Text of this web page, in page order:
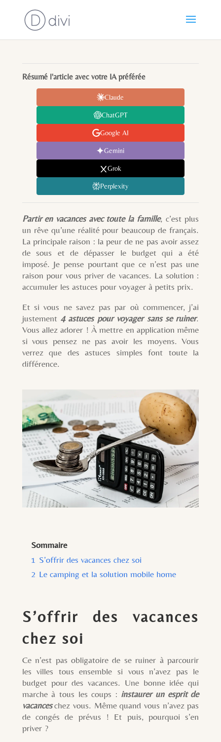
Résumé l'article avec votre IA préférée
Claude
ChatGPT
Google AI
Gemini
Grok
Perplexity
Partir en vacances avec toute la famille, c’est plus
un rêve qu’une réalité pour beaucoup de français.
La principale raison : la peur de ne pas avoir assez
de sous et de dépasser le budget qui a été
imposé. Je pense pourtant que ce n’est pas une
raison pour vous priver de vacances. La solution :
accumuler les astuces pour voyager à petits prix.
Et si vous ne savez pas par où commencer, j’ai
justement4 astuces pour voyager sans se ruiner.
Vous allez adorer ! À mettre en application même
si vous pensez ne pas avoir les moyens. Vous
verrez que des astuces simples font toute la
différence.
Sommaire
1 S’offrir des vacances chez soi
2 Le camping et la solution mobile home
S’offrir des vacances
chez soi
Ce n’est pas obligatoire de se ruiner à parcourir
les villes tous ensemble si vous n’avez pas le
budget pour des vacances. Une bonne idée qui
marche à tous les coups : instaurer un esprit de
vacanceschez vous. Même quand vous n’avez pas
de congés de prévus ! Et puis, pourquoi s’en
priver ?